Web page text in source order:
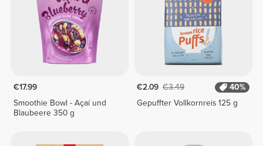
€17.99
Smoothie Bowl - Açaí und
Blaubeere 350 g
€2.09 €3.49
40%
Gepuffter Vollkornreis 125 g